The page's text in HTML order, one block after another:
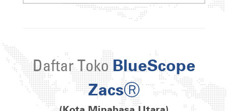
Daftar TokoBlueScope
ZacsⓇ